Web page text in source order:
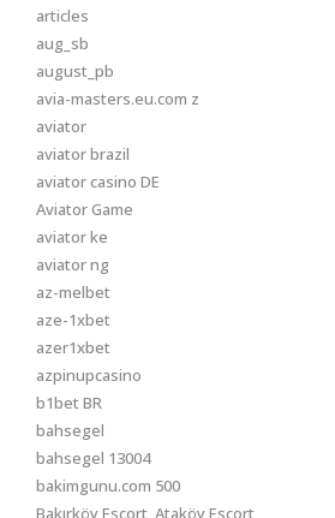
articles
aug_sb
august_pb
avia-masters.eu.com z
aviator
aviator brazil
aviator casino DE
Aviator Game
aviator ke
aviator ng
az-melbet
aze-1xbet
azer1xbet
azpinupcasino
b1bet BR
bahsegel
bahsegel 13004
bakimgunu.com 500
Bakırköy Escort, Ataköy Escort